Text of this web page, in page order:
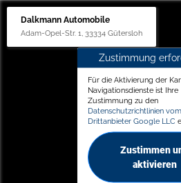
Dalkmann Automobile
Adam-Opel-Str. 1, 33334 Gütersloh
Zustimmung
Für die Aktivierung der
Navigationsdienste ist Ihre
Zustimmung zu den
Datenschutzrichtlinien vom
Drittanbieter Google LLC
Zustimmen
aktivieren